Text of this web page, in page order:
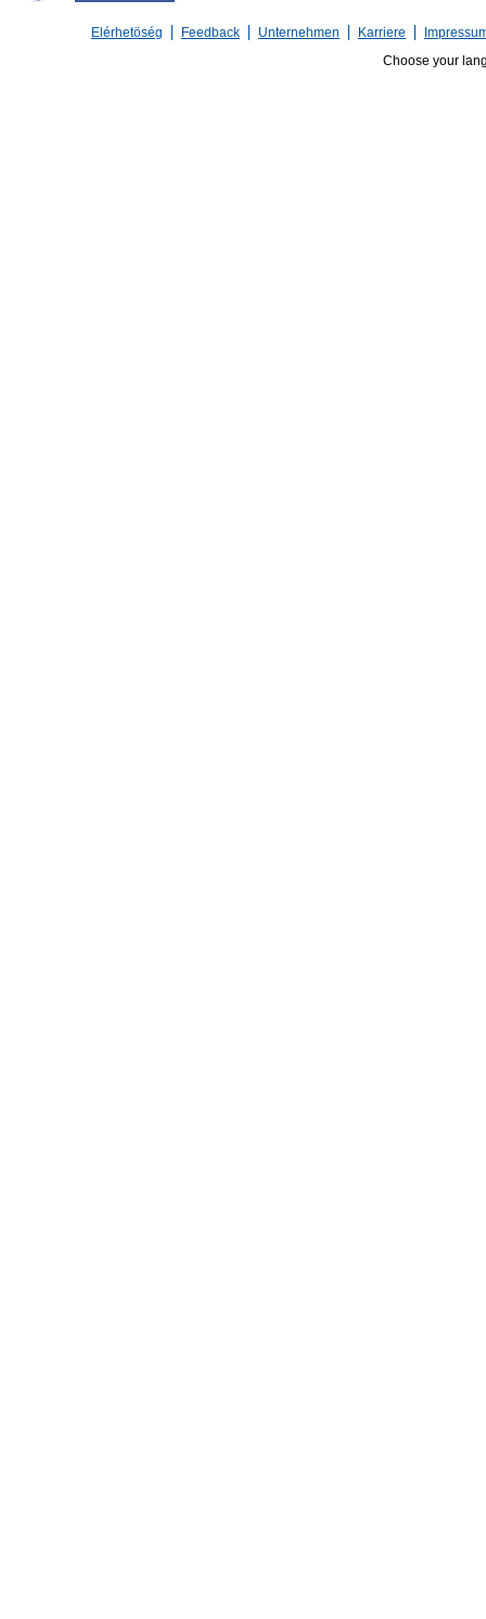
Elérhetöség Feedback Unternehmen Karriere
Choose your